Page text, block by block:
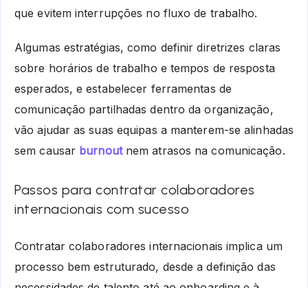
que evitem interrupções no fluxo de trabalho.
Algumas estratégias, como definir diretrizes claras
sobre horários de trabalho e tempos de resposta
esperados, e estabelecer ferramentas de
comunicação partilhadas dentro da organização,
vão ajudar as suas equipas a manterem-se alinhadas
sem causar burnoutnem atrasos na comunicação.
Passos para contratar colaboradores
internacionais com sucesso
Contratar colaboradores internacionais implica um
processo bem estruturado, desde a definição das